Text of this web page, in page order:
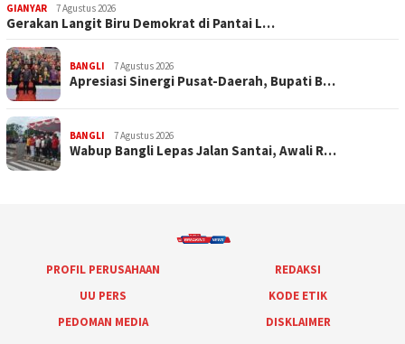
GIANYAR 7 Agustus 2026
Gerakan Langit Biru Demokrat di Pantai L…
BANGLI 7 Agustus 2026
Apresiasi Sinergi Pusat-Daerah, Bupati B…
BANGLI 7 Agustus 2026
Wabup Bangli Lepas Jalan Santai, Awali R…
PROFIL PERUSAHAAN
REDAKSI
UU PERS
KODE ETIK
PEDOMAN MEDIA
DISKLAIMER